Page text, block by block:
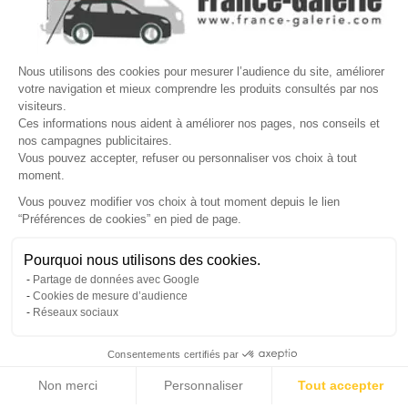
Nous utilisons des cookies pour mesurer l’audience du site, améliorer
votre navigation et mieux comprendre les produits consultés par nos
visiteurs.
Ces informations nous aident à améliorer nos pages, nos conseils et
nos campagnes publicitaires.
Vous pouvez accepter, refuser ou personnaliser vos choix à tout
moment.
Vous pouvez modifier vos choix à tout moment depuis le lien
“Préférences de cookies” en pied de page.
Pourquoi nous utilisons des cookies.
Partage de données avec Google
Cookies de mesure d’audience
Réseaux sociaux
Consentements certifiés par
Non merci Personnaliser Tout accepter
Gérer mes cookies
Site protégé par reCAPTCHA.
LETTRE D'INFORMATIONS
© Copyright 2026 France Galerie. Tous droits reservés.
Cliquez-ici pour modifier vos préférences en matière de cookies